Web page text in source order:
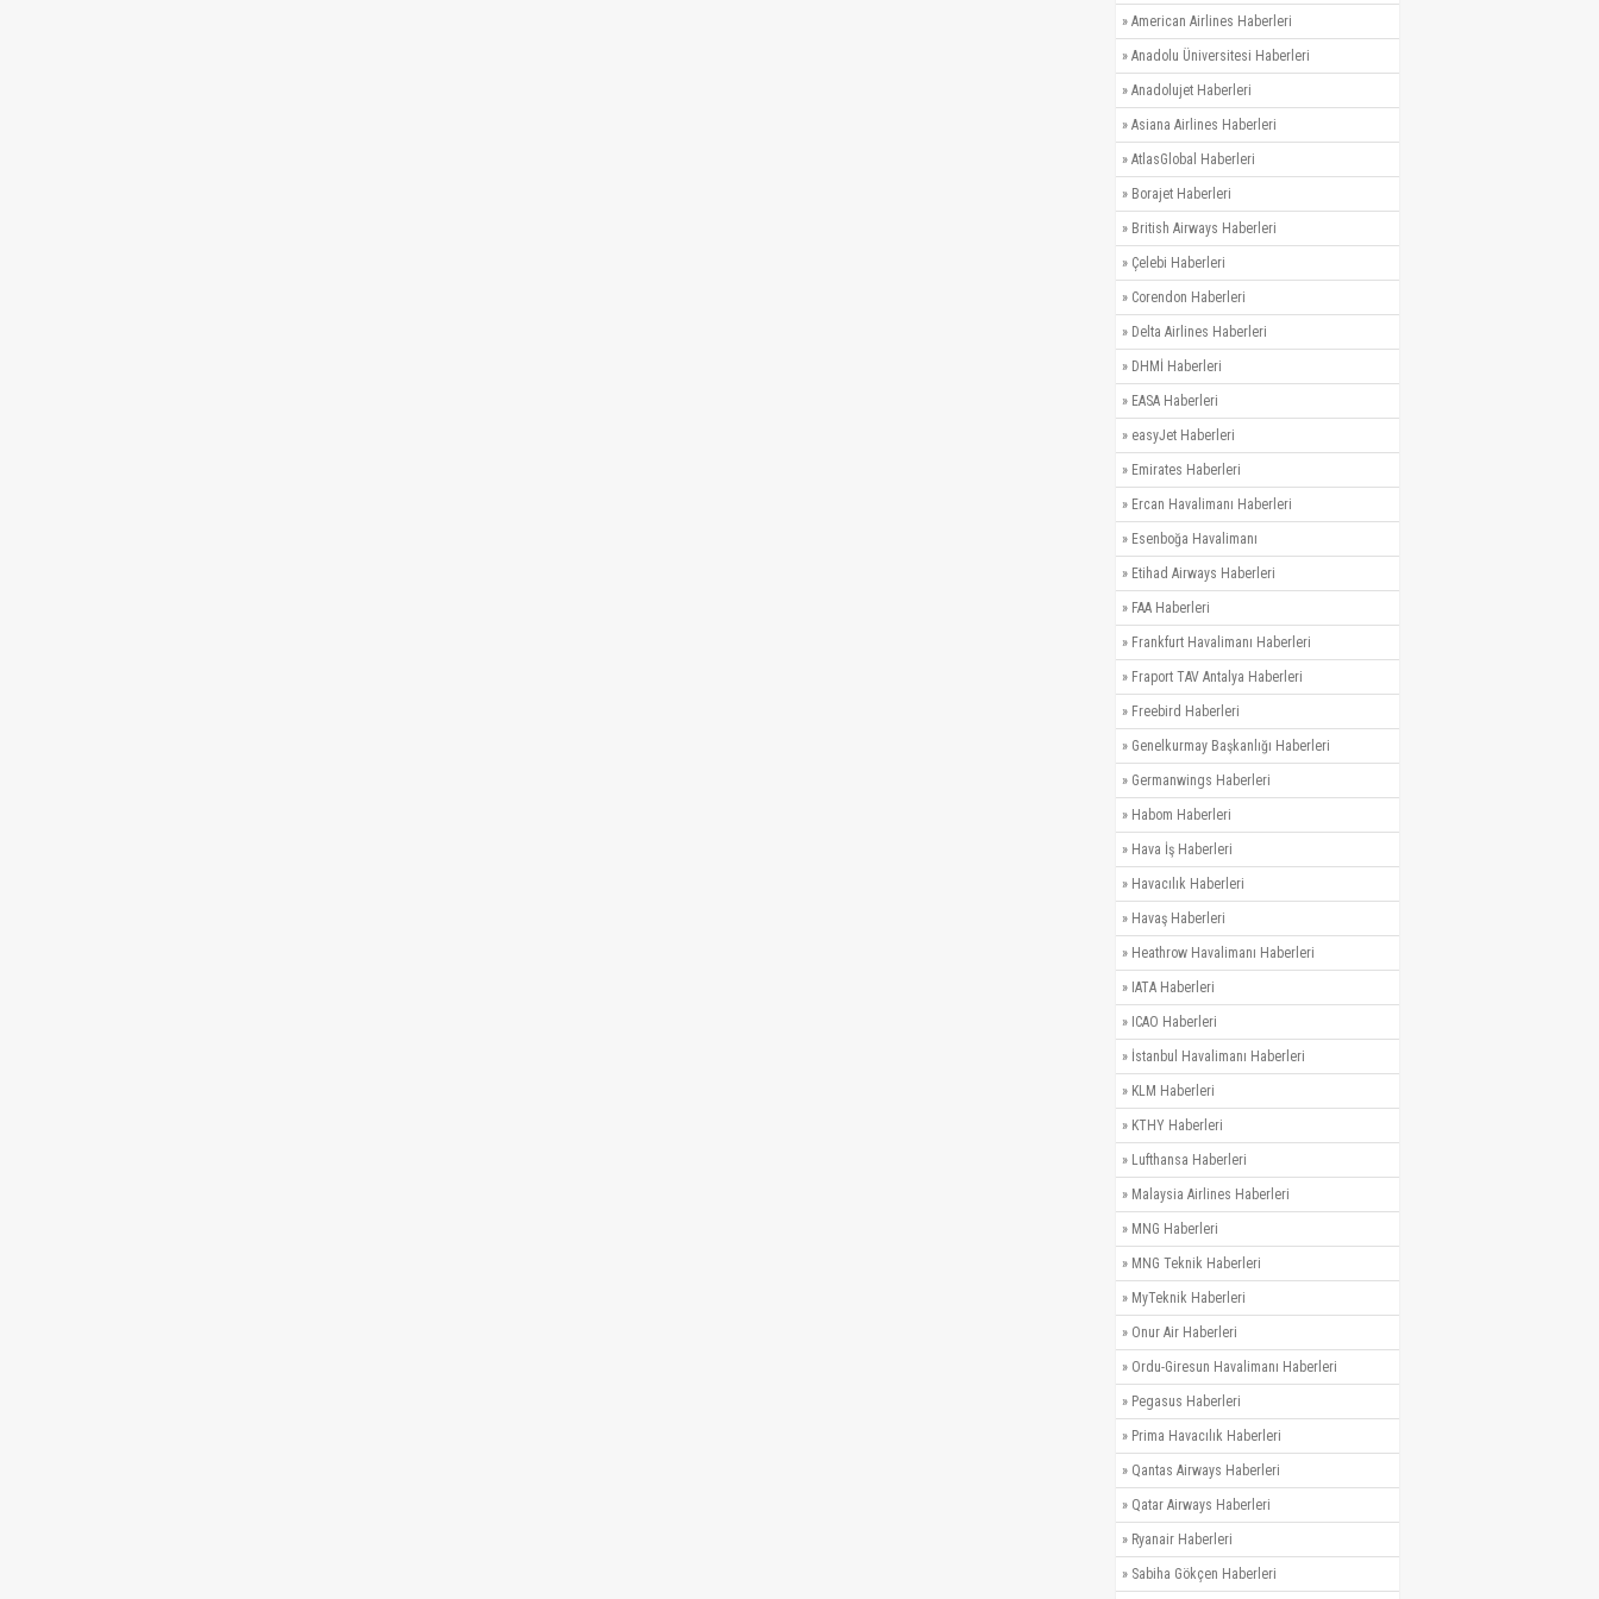
» American Airlines Haberleri
» Anadolu Üniversitesi Haberleri
» Anadolujet Haberleri
» Asiana Airlines Haberleri
» AtlasGlobal Haberleri
» Borajet Haberleri
» British Airways Haberleri
» Çelebi Haberleri
» Corendon Haberleri
» Delta Airlines Haberleri
» DHMİ Haberleri
» EASA Haberleri
» easyJet Haberleri
» Emirates Haberleri
» Ercan Havalimanı Haberleri
» Esenboğa Havalimanı
» Etihad Airways Haberleri
» FAA Haberleri
» Frankfurt Havalimanı Haberleri
» Fraport TAV Antalya Haberleri
» Freebird Haberleri
» Genelkurmay Başkanlığı Haberleri
» Germanwings Haberleri
» Habom Haberleri
» Hava İş Haberleri
» Havacılık Haberleri
» Havaş Haberleri
» Heathrow Havalimanı Haberleri
» IATA Haberleri
» ICAO Haberleri
» İstanbul Havalimanı Haberleri
» KLM Haberleri
» KTHY Haberleri
» Lufthansa Haberleri
» Malaysia Airlines Haberleri
» MNG Haberleri
» MNG Teknik Haberleri
» MyTeknik Haberleri
» Onur Air Haberleri
» Ordu-Giresun Havalimanı Haberleri
» Pegasus Haberleri
» Prima Havacılık Haberleri
» Qantas Airways Haberleri
» Qatar Airways Haberleri
» Ryanair Haberleri
» Sabiha Gökçen Haberleri